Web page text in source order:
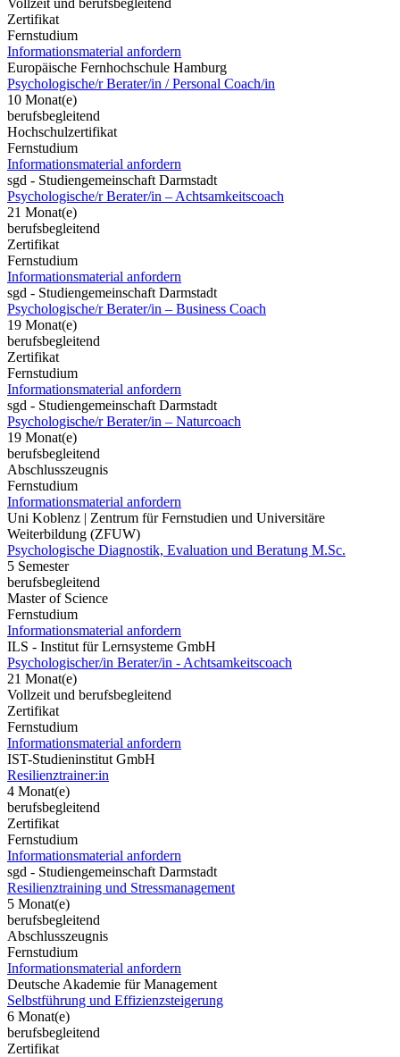
Vollzeit und berufsbegleitend
Zertifikat
Fernstudium
Informationsmaterial anfordern
Europäische Fernhochschule Hamburg
Psychologische/r Berater/in / Personal Coach/in
10 Monat(e)
berufsbegleitend
Hochschulzertifikat
Fernstudium
Informationsmaterial anfordern
sgd - Studiengemeinschaft Darmstadt
Psychologische/r Berater/in – Achtsamkeitscoach
21 Monat(e)
berufsbegleitend
Zertifikat
Fernstudium
Informationsmaterial anfordern
sgd - Studiengemeinschaft Darmstadt
Psychologische/r Berater/in – Business Coach
19 Monat(e)
berufsbegleitend
Zertifikat
Fernstudium
Informationsmaterial anfordern
sgd - Studiengemeinschaft Darmstadt
Psychologische/r Berater/in – Naturcoach
19 Monat(e)
berufsbegleitend
Abschlusszeugnis
Fernstudium
Informationsmaterial anfordern
Uni Koblenz | Zentrum für Fernstudien und Universitäre
Weiterbildung (ZFUW)
Psychologische Diagnostik, Evaluation und Beratung M.Sc.
5 Semester
berufsbegleitend
Master of Science
Fernstudium
Informationsmaterial anfordern
ILS - Institut für Lernsysteme GmbH
Psychologischer/in Berater/in - Achtsamkeitscoach
21 Monat(e)
Vollzeit und berufsbegleitend
Zertifikat
Fernstudium
Informationsmaterial anfordern
IST-Studieninstitut GmbH
Resilienztrainer:in
4 Monat(e)
berufsbegleitend
Zertifikat
Fernstudium
Informationsmaterial anfordern
sgd - Studiengemeinschaft Darmstadt
Resilienztraining und Stressmanagement
5 Monat(e)
berufsbegleitend
Abschlusszeugnis
Fernstudium
Informationsmaterial anfordern
Deutsche Akademie für Management
Selbstführung und Effizienzsteigerung
6 Monat(e)
berufsbegleitend
Zertifikat